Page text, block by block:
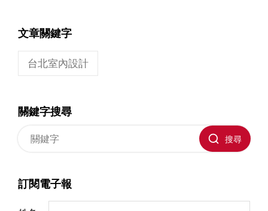
文章關鍵字
台北室內設計
關鍵字搜尋
搜尋
訂閱電子報